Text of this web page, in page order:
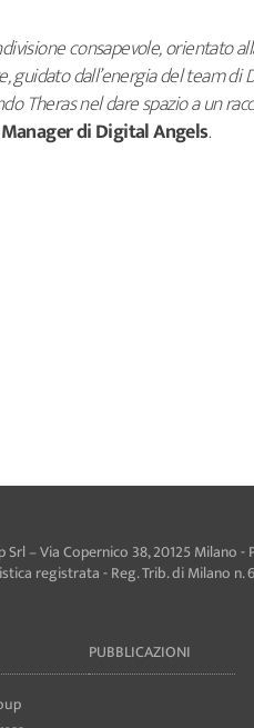
consapevole, orientato
dall’energia del team di
Theras nel dare spazio a un
di Digital Angels.
– Via Copernico 38, 20125 Milano -
registrata - Reg. Trib. di Milano n.
PUBBLICAZIONI